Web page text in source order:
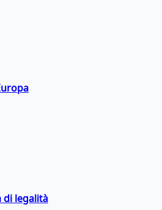
di legalità